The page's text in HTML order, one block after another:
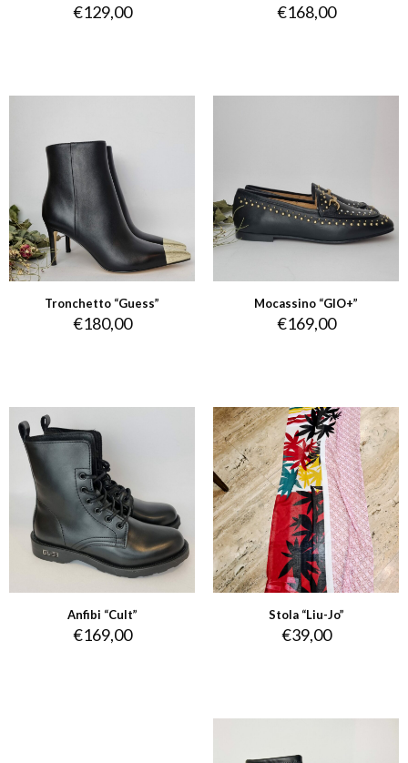
€129,00 €168,00
Tronchetto “Guess”
€180,00
Mocassino “GIO+”
€169,00
Anfibi “Cult”
€169,00
Stola “Liu-Jo”
€39,00